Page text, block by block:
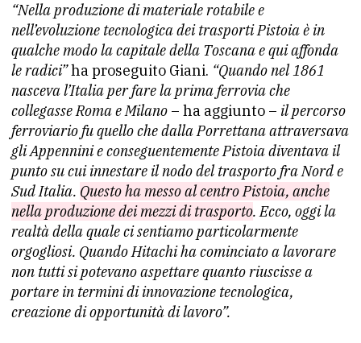
“Nella produzione di materiale rotabile e
nell’evoluzione tecnologica dei trasporti Pistoia è in
qualche modo la capitale della Toscana e qui affonda
le radici”ha proseguito Giani. “Quando nel 1861
nasceva l’Italia per fare la prima ferrovia che
collegasse Roma e Milano – ha aggiunto – il percorso
ferroviario fu quello che dalla Porrettana attraversava
gli Appennini e conseguentemente Pistoia diventava il
punto su cui innestare il nodo del trasporto fra Nord e
Sud Italia. Questo ha messo al centro Pistoia, anche
nella produzione dei mezzi di trasporto. Ecco, oggi la
realtà della quale ci sentiamo particolarmente
orgogliosi. Quando Hitachi ha cominciato a lavorare
non tutti si potevano aspettare quanto riuscisse a
portare in termini di innovazione tecnologica,
creazione di opportunità di lavoro”.